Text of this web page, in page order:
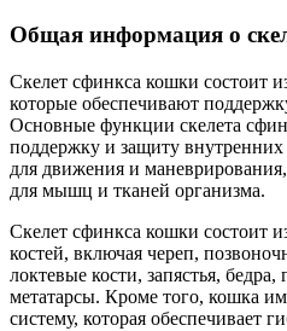
Общая информация о
Скелет сфинкса кошки состоит
которые обеспечивают
Основные функции скелета
поддержку и защиту
для движения и
для мышц и тканей организма.
Скелет сфинкса кошки состоит
костей, включая череп,
локтевые кости, запястья,
метатарсы. Кроме того, кошка
систему, которая обеспечивает